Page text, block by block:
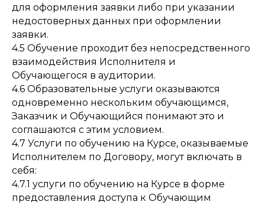
для оформления заявки либо при указании
недостоверных данных при оформлении
заявки.
4.5 Обучение проходит без непосредственного
взаимодействия Исполнителя и
Обучающегося в аудитории.
4.6 Образовательные услуги оказываются
одновременно нескольким обучающимся,
Заказчик и Обучающийся понимают это и
соглашаются с этим условием.
4.7 Услуги по обучению на Курсе, оказываемые
Исполнителем по Договору, могут включать в
себя:
4.7.1 услуги по обучению на Курсе в форме
предоставления доступа к Обучающим